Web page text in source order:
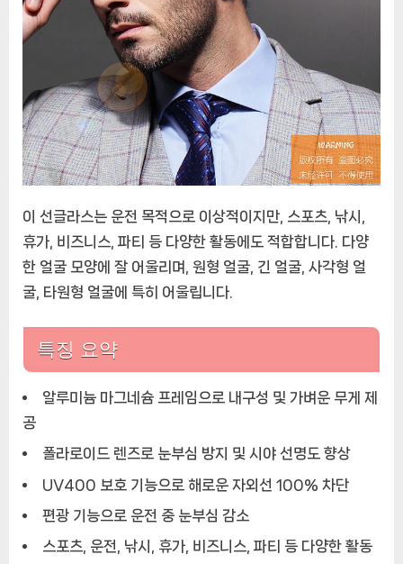
이 선글라스는 운전 목적으로 이상적이지만, 스포츠, 낚시,
휴가, 비즈니스, 파티 등 다양한 활동에도 적합합니다. 다양
한 얼굴 모양에 잘 어울리며, 원형 얼굴, 긴 얼굴, 사각형 얼
굴, 타원형 얼굴에 특히 어울립니다.
특징 요약
알루미늄 마그네슘 프레임으로 내구성 및 가벼운 무게 제
공
폴라로이드 렌즈로 눈부심 방지 및 시야 선명도 향상
UV400 보호 기능으로 해로운 자외선 100% 차단
편광 기능으로 운전 중 눈부심 감소
스포츠, 운전, 낚시, 휴가, 비즈니스, 파티 등 다양한 활동